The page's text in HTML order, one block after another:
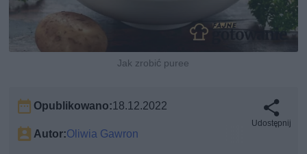
Jak zrobić puree
Opublikowano:18.12.2022
Autor:Oliwia Gawron
Udostępnij